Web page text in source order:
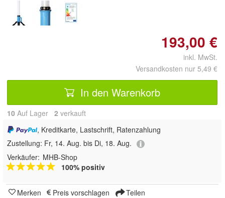
193,00 €
inkl. MwSt.
Versandkosten nur 5,49 €
In den Warenkorb
10 Auf Lager 2 verkauft
, Kreditkarte, Lastschrift, Ratenzahlung
Zustellung: Fr, 14. Aug. bis Di, 18. Aug.
Verkäufer: MHB-Shop
100% positiv
Merken Preis vorschlagen Teilen